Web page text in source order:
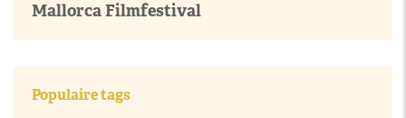
Mallorca Filmfestival
Populaire tags